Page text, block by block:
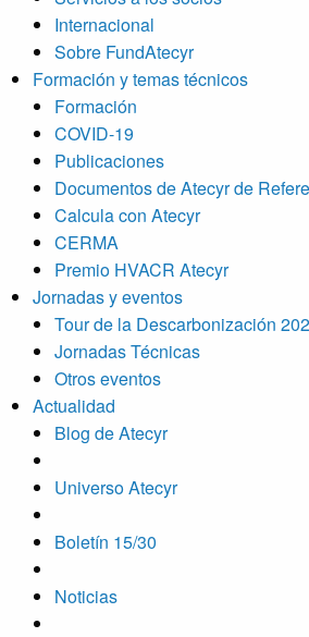
Internacional
Sobre FundAtecyr
Formación y temas técnicos
Formación
COVID-19
Publicaciones
Documentos de Atecyr de
Calcula con Atecyr
CERMA
Premio HVACR Atecyr
Jornadas y eventos
Tour de la Descarbonización
Jornadas Técnicas
Otros eventos
Actualidad
Blog de Atecyr
Universo Atecyr
Boletín 15/30
Noticias